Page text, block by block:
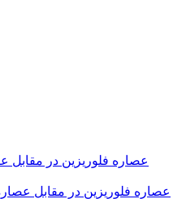
عصاره فلوریزین در مقابل